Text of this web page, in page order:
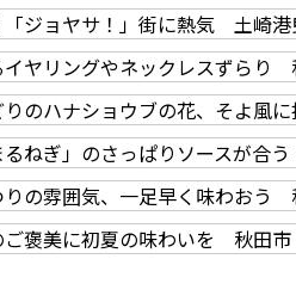
「ジョヤサ！」街に熱気 土崎港
イヤリングやネックレスずらり
のハナショウブの花、そよ風
るねぎ」のさっぱりソースが
の雰囲気、一足早く味わおう
ご褒美に初夏の味わいを 秋田